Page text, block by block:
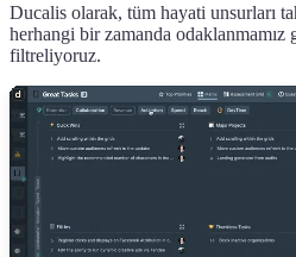
Ducalis olarak, tüm hayati unsurları
herhangi bir zamanda odaklanmamız
filtreliyoruz.